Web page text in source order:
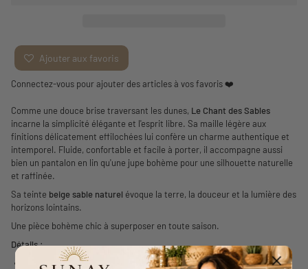
Ajouter aux favoris
Connectez-vous pour ajouter des articles à vos favoris ❤️
Comme une douce brise traversant les dunes, Le Chant des Sables
incarne la simplicité élégante et l'esprit libre. Sa maille légère aux
finitions délicatement effilochées lui confère un charme authentique et
intemporel. Fluide, confortable et facile à porter, il accompagne aussi
bien un pantalon en lin qu'une jupe bohème pour une silhouette naturelle
et raffinée.
Sa teinte beige sable naturel évoque la terre, la douceur et la lumière des
horizons lointains.
Une pièce bohème chic à superposer en toute saison.
Détails :
Nom : Le Chant des Sables